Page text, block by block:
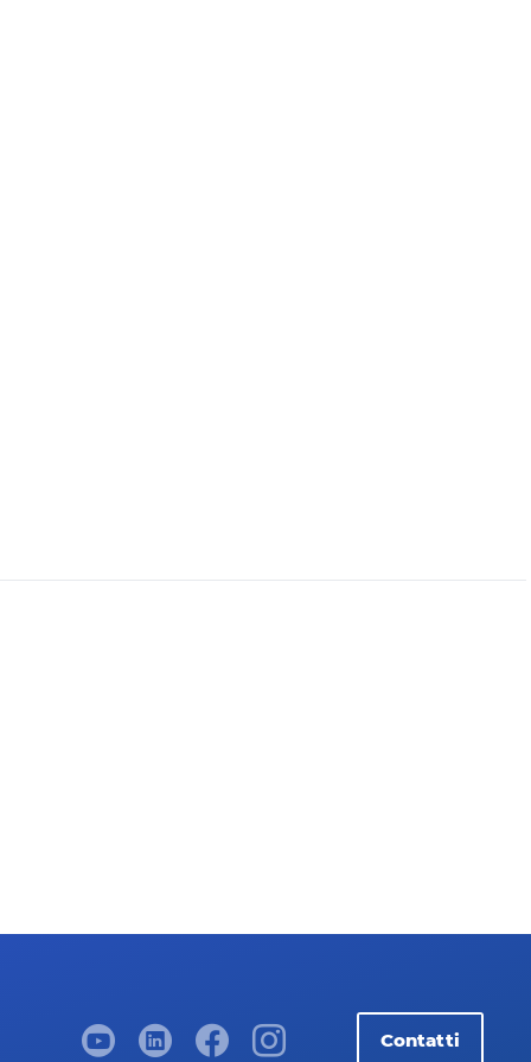
Contatti